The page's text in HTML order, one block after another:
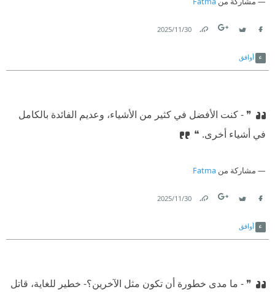
30‏/11‏/2025
أوافق
❞ ⁠‫- كنت الأفضل في كثير من الأشياء، وعديم الفائدة بالكامل
في أشياء أخرى. ❝
مشاركة من Fatma
30‏/11‏/2025
أوافق
❞ - ما مدى خطورة أن تكون مثل الآخرين؟⁠‫- خطير للغاية، قاتل